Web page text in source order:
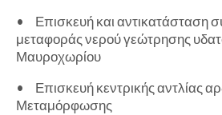
•
Επισκευή και αντικατάσταση
μεταφοράς νερού γεώτρησης
Μαυροχωρίου
•
Επισκευή κεντρικής αντλίας
Μεταμόρφωσης